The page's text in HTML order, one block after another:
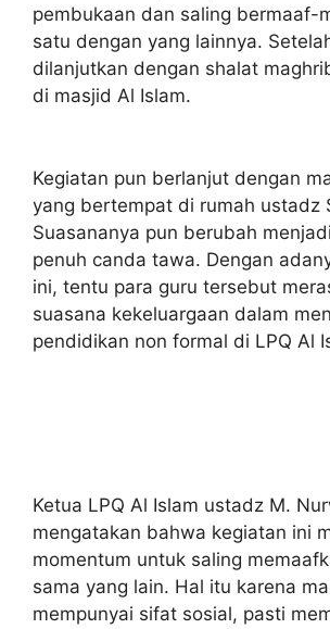
pembukaan dan saling bermaaf-
satu dengan yang lainnya.
dilanjutkan dengan shalat
di masjid Al Islam.
Kegiatan pun berlanjut dengan
yang bertempat di rumah ustadz
Suasananya pun berubah
penuh canda tawa. Dengan
ini, tentu para guru tersebut
suasana kekeluargaan dalam
pendidikan non formal di LPQ Al
Ketua LPQ Al Islam ustadz M.
mengatakan bahwa kegiatan ini
momentum untuk saling
sama yang lain. Hal itu karena
mempunyai sifat sosial, pasti